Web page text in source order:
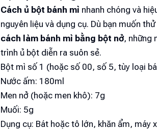
Cách ủ bột bánh mì nhanh chóng và
nguyên liệu và dụng cụ. Dù bạn muốn thử
cách làm bánh mì bằng bột nở, những
trình ủ bột diễn ra suôn sẻ.
Bột mì số 1 (hoặc số 00, số 5, tùy loại
Nước ấm: 180ml
Men nở (hoặc men khô): 7g
Muối: 5g
Dụng cụ: Bát hoặc tô lớn, khăn ẩm, máy